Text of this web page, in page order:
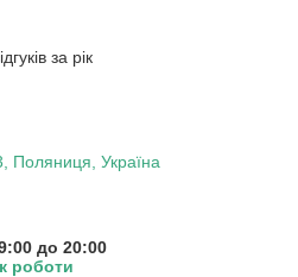
за рік
Поляниця, Україна
до 20:00
роботи